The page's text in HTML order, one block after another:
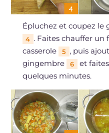
Épluchez et coupez le
4 . Faites chauffer un
casserole
5 , puis
gingembre
6
et
quelques minutes.